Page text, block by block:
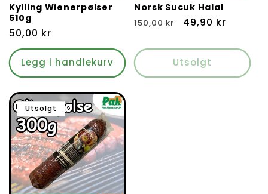
Kylling Wienerpølser
510g
Vanlig
pris
50,00 kr
Legg i handlekurv
Norsk Sucuk Halal
Vanlig
150,00 kr Salgspris
49,90 kr
Utsolgt
Utsolgt